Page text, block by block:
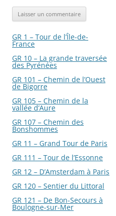
GR 1 – Tour de l’Île-de-
France
GR 10 – La grande traversée
des Pyrénées
GR 101 – Chemin de l’Ouest
de Bigorre
GR 105 – Chemin de la
vallée d’Aure
GR 107 – Chemin des
Bonshommes
GR 11 – Grand Tour de Paris
GR 111 – Tour de l’Essonne
GR 12 – D’Amsterdam à Paris
GR 120 – Sentier du Littoral
GR 121 – De Bon-Secours à
Boulogne-sur-Mer